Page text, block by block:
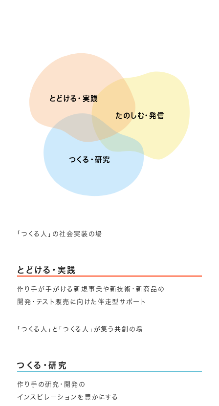
たのしむ・発信
つくる・研究
とどける・実践
「つくる人」の社会実装の場
とどける・実践
作り手が手がける新規事業や新技術・新商品の
開発・テスト販売に向けた伴走型サポート
「つくる人」と「つくる人」が集う共創の場
つくる・研究
作り手の研究・開発の
インスピレーションを豊かにする